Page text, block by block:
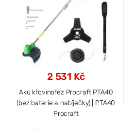
2 531 Kč
Aku křovinořez Procraft PTA40
(bez baterie a nabíječky) | PTA40
Procraft